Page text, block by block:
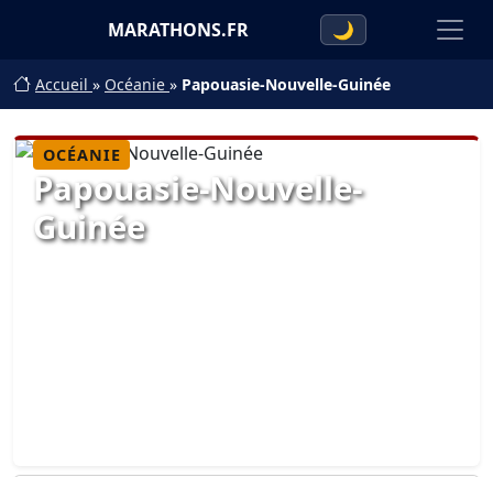
MARATHONS.FR 🌙
Accueil » Océanie » Papouasie-Nouvelle-Guinée
OCÉANIE
Papouasie-Nouvelle-
Guinée